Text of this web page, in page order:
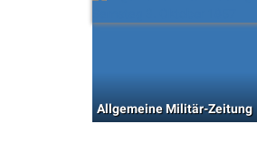
Allgemeine Militär-Zeitung